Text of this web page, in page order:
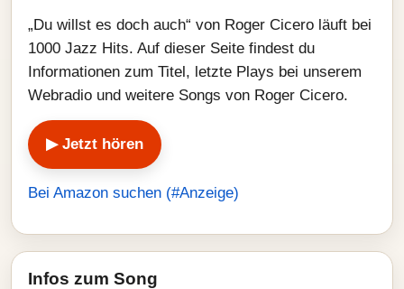
„Du willst es doch auch“ von Roger Cicero läuft bei
1000 Jazz Hits. Auf dieser Seite findest du
Informationen zum Titel, letzte Plays bei unserem
Webradio und weitere Songs von Roger Cicero.
▶ Jetzt hören
Bei Amazon suchen (#Anzeige)
Infos zum Song